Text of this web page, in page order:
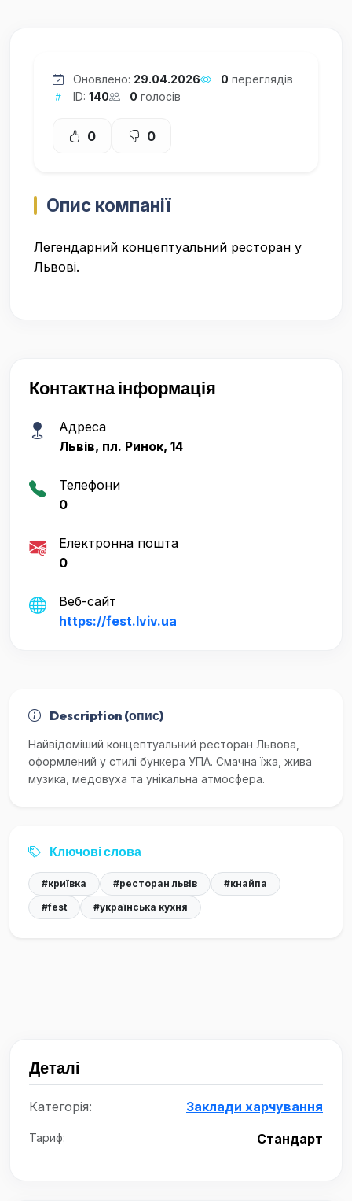
Оновлено: 29.04.2026 0 переглядів
ID: 140 0 голосів
0 0
Опис компанії
Легендарний концептуальний ресторан у
Львові.
Контактна інформація
Адреса
Львів, пл. Ринок, 14
Телефони
0
Електронна пошта
0
Веб-сайт
https://fest.lviv.ua
Description (опис)
Найвідоміший концептуальний ресторан Львова,
оформлений у стилі бункера УПА. Смачна їжа, жива
музика, медовуха та унікальна атмосфера.
Ключові слова
#криївка #ресторан львів
#кнайпа
#fest
#українська кухня
Деталі
Категорія: Заклади харчування
Тариф: Стандарт